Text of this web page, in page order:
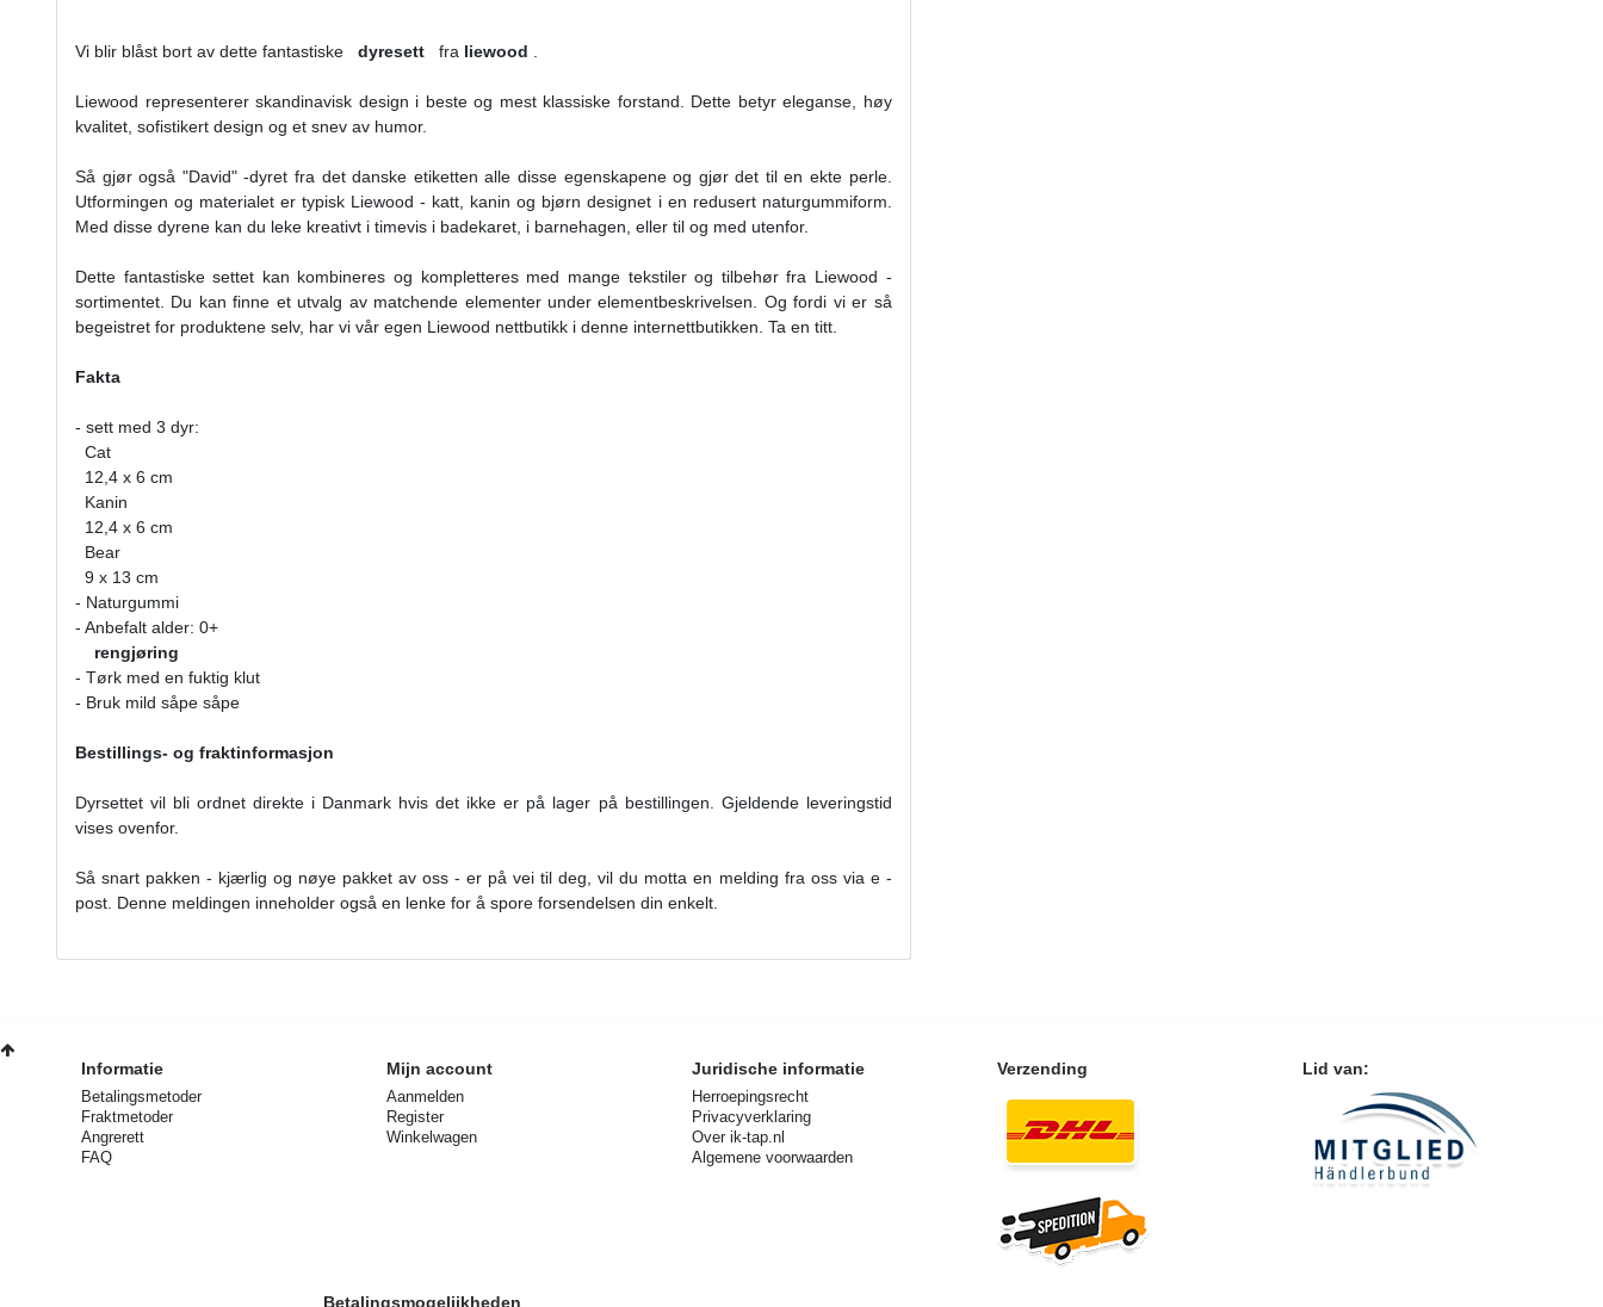
Vi blir blåst bort av dette fantastiske dyresett fra liewood
Liewood representerer skandinavisk design i beste og mest klassiske forstand. Dette betyr eleganse, høy
kvalitet, sofistikert design og et snev av humor.
Så gjør også "David" -dyret fra det danske etiketten alle disse egenskapene og gjør det til en ekte perle.
Utformingen og materialet er typisk Liewood - katt, kanin og bjørn designet i en redusert naturgummiform.
Med disse dyrene kan du leke kreativt i timevis i badekaret, i barnehagen, eller til og med utenfor.
Dette fantastiske settet kan kombineres og kompletteres med mange tekstiler og tilbehør fra Liewood -
sortimentet. Du kan finne et utvalg av matchende elementer under elementbeskrivelsen. Og fordi vi er så
begeistret for produktene selv, har vi vår egen Liewood nettbutikk i denne internettbutikken. Ta en titt.
Fakta
- sett med 3 dyr:
Cat
12,4 x 6 cm
Kanin
12,4 x 6 cm
Bear
9 x 13 cm
- Naturgummi
- Anbefalt alder: 0+
rengjøring
- Tørk med en fuktig klut
- Bruk mild såpe såpe
Bestillings- og fraktinformasjon
Dyrsettet vil bli ordnet direkte i Danmark hvis det ikke er på lager på bestillingen. Gjeldende leveringstid
vises ovenfor.
Så snart pakken - kjærlig og nøye pakket av oss - er på vei til deg, vil du motta en melding fra oss via e -
post. Denne meldingen inneholder også en lenke for å spore forsendelsen din enkelt.
Informatie
Betalingsmetoder
Fraktmetoder
Angrerett
FAQ
Mijn account
Aanmelden
Register
Winkelwagen
Juridische informatie
Herroepingsrecht
Privacyverklaring
Over ik-tap.nl
Algemene voorwaarden
Verzending Lid van:
Betalingsmogelijkheden